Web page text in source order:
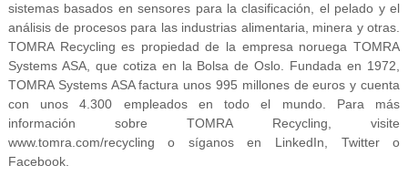
sistemas basados en sensores para la clasificación, el pelado y el
análisis de procesos para las industrias alimentaria, minera y otras.
TOMRA Recycling es propiedad de la empresa noruega TOMRA
Systems ASA, que cotiza en la Bolsa de Oslo. Fundada en 1972,
TOMRA Systems ASA factura unos 995 millones de euros y cuenta
con unos 4.300 empleados en todo el mundo. Para más
información sobre TOMRA Recycling, visite
www.tomra.com/recycling o síganos en LinkedIn, Twitter o
Facebook.